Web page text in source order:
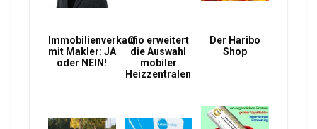
Immobilienverkauf
mit Makler: JA
oder NEIN!
Qio erweitert
die Auswahl
mobiler
Heizzentralen
Der Haribo
Shop